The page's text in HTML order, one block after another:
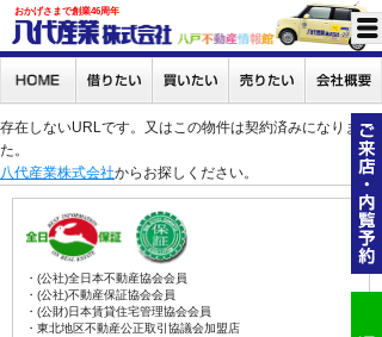
おかげさまで創業46周年
存在しないURLです。又はこの物件は契約済みになりまし
た。
八代産業株式会社からお探しください。
・(公社)全日本不動産協会会員
・(公社)不動産保証協会会員
・(公財)日本賃貸住宅管理協会会員
・東北地区不動産公正取引協議会加盟店